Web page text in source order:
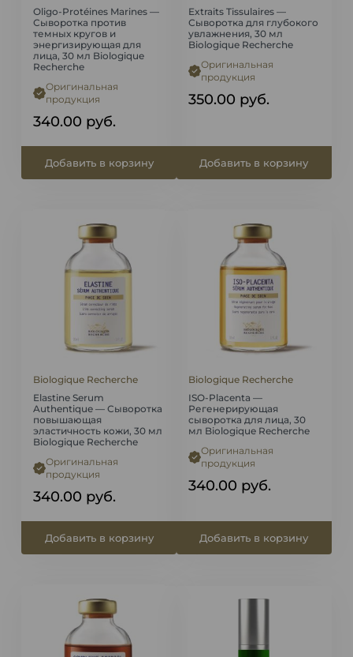
Oligo-Protéines Marines —
Сыворотка против
темных кругов и
энергизирующая для
лица, 30 мл Biologique
Recherche
Оригинальная
продукция
340.00 руб.
Добавить в корзину
Extraits Tissulaires —
Сыворотка для глубокого
увлажнения, 30 мл
Biologique Recherche
Оригинальная
продукция
350.00 руб.
Добавить в корзину
Biologique Recherche
Elastine Serum
Authentique — Сыворотка
повышающая
эластичность кожи, 30 мл
Biologique Recherche
Оригинальная
продукция
340.00 руб.
Добавить в корзину
Biologique Recherche
ISO-Placenta —
Регенерирующая
сыворотка для лица, 30
мл Biologique Recherche
Оригинальная
продукция
340.00 руб.
Добавить в корзину